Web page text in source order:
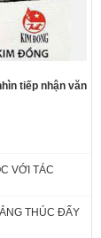
tiếp nhận văn
VỚI TÁC
THÚC ĐẨY